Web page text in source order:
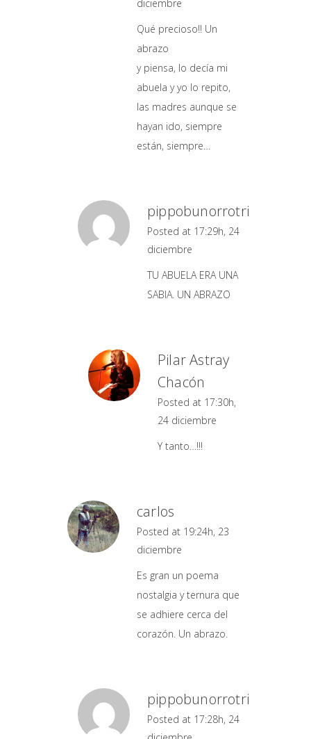
diciembre
Qué precioso!! Un
abrazo
y piensa, lo decía mi
abuela y yo lo repito,
las madres aunque se
hayan ido, siempre
están, siempre…
pippobunorrotri
Posted at 17:29h, 24
diciembre
TU ABUELA ERA UNA
SABIA. UN ABRAZO
Pilar Astray
Chacón
Posted at 17:30h,
24 diciembre
Y tanto…!!!
carlos
Posted at 19:24h, 23
diciembre
Es gran un poema
nostalgia y ternura que
se adhiere cerca del
corazón. Un abrazo.
pippobunorrotri
Posted at 17:28h, 24